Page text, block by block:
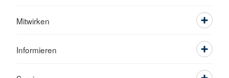
Mitwirken
Informieren